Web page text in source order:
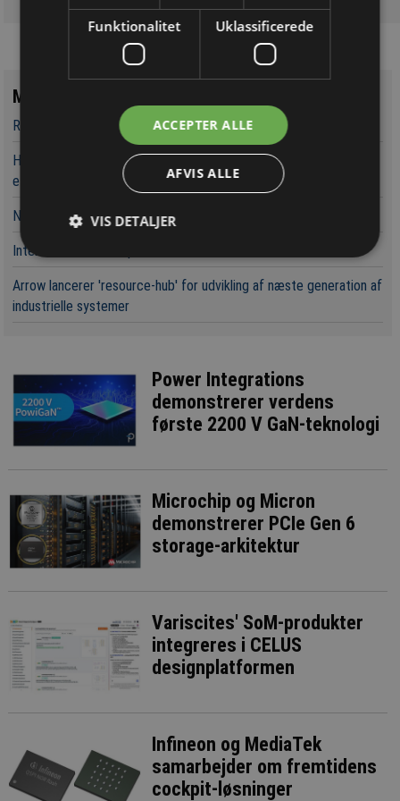
Mest læste
RF-testsystemer til kostfølsomme applikationer
Højspræcision flux gate AC/DC strømtransducere 'knuser' Hall-
effekt løsninger
Nyt Click-board understøtter 4G LTE Cat 1 bis
International hæderspris til dansk robotvirksomhed
Arrow lancerer 'resource-hub' for udvikling af næste generation af
industrielle systemer
Power Integrations
demonstrerer verdens
første 2200 V GaN-teknologi
Microchip og Micron
demonstrerer PCIe Gen 6
storage-arkitektur
Variscites' SoM-produkter
integreres i CELUS
designplatformen
Infineon og MediaTek
samarbejder om fremtidens
cockpit-løsninger
Funktionalitet Uklassificerede
ACCEPTER ALLE
AFVIS ALLE
VIS DETALJER